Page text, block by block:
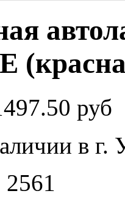
руб
в г.